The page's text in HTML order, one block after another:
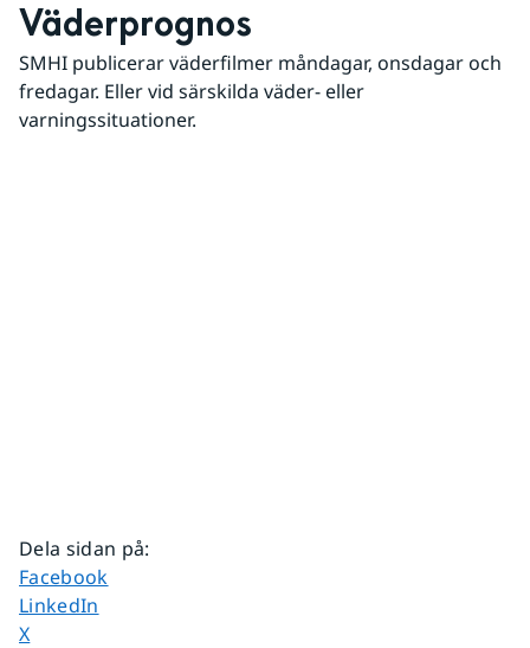
Väderprognos
SMHI publicerar väderfilmer måndagar, onsdagar och
fredagar. Eller vid särskilda väder- eller
varningssituationer.
Dela sidan på:
Dela sidan på
Facebook
Dela sidan på
LinkedIn
Dela sidan på
X